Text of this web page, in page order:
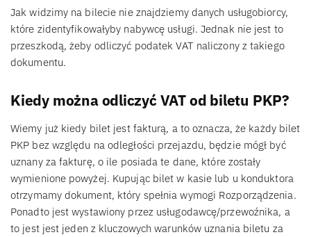
Jak widzimy na bilecie nie znajdziemy danych usługobiorcy,
które zidentyfikowałyby nabywcę usługi. Jednak nie jest to
przeszkodą, żeby odliczyć podatek VAT naliczony z takiego
dokumentu.
Kiedy można odliczyć VAT od biletu PKP?
Wiemy już kiedy bilet jest fakturą, a to oznacza, że każdy bilet
PKP bez względu na odległości przejazdu, będzie mógł być
uznany za fakturę, o ile posiada te dane, które zostały
wymienione powyżej. Kupując bilet w kasie lub u konduktora
otrzymamy dokument, który spełnia wymogi Rozporządzenia.
Ponadto jest wystawiony przez usługodawcę/przewoźnika, a
to jest jest jeden z kluczowych warunków uznania biletu za